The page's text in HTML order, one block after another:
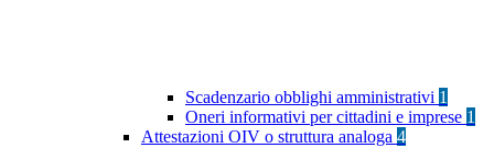
Scadenzario obblighi amministrativi 1
Oneri informativi per cittadini e imprese 1
Attestazioni OIV o struttura analoga 4